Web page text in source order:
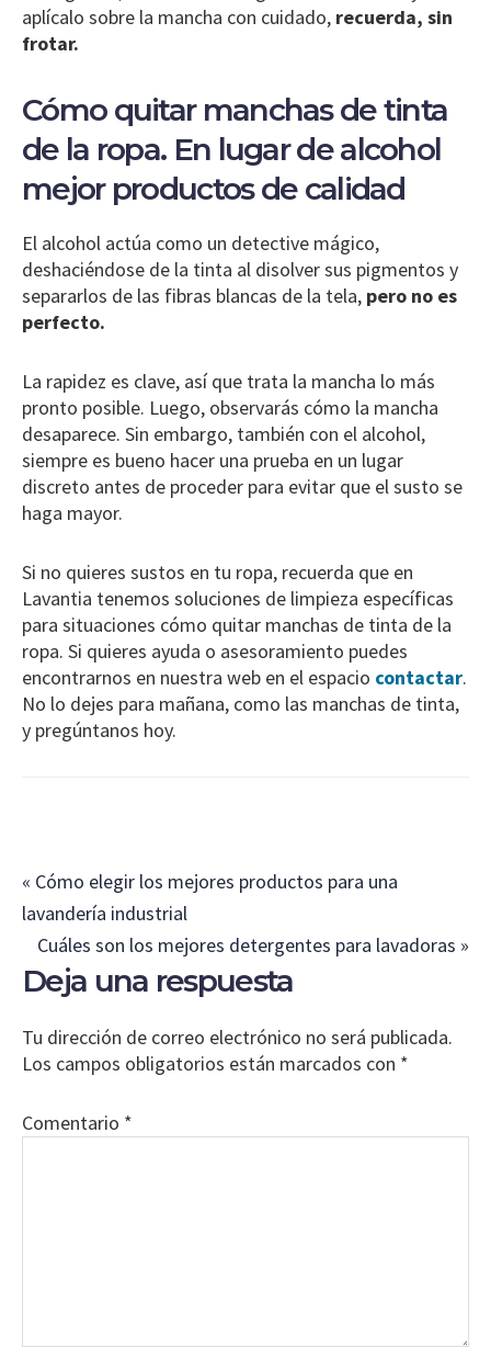
aplícalo sobre la mancha con cuidado, recuerda, sin
frotar.
Cómo quitar manchas de tinta
de la ropa. En lugar de alcohol
mejor productos de calidad
El alcohol actúa como un detective mágico,
deshaciéndose de la tinta al disolver sus pigmentos y
separarlos de las fibras blancas de la tela, pero no es
perfecto.
La rapidez es clave, así que trata la mancha lo más
pronto posible. Luego, observarás cómo la mancha
desaparece. Sin embargo, también con el alcohol,
siempre es bueno hacer una prueba en un lugar
discreto antes de proceder para evitar que el susto se
haga mayor.
Si no quieres sustos en tu ropa, recuerda que en
Lavantia tenemos soluciones de limpieza específicas
para situaciones cómo quitar manchas de tinta de la
ropa. Si quieres ayuda o asesoramiento puedes
encontrarnos en nuestra web en el espacio contactar.
No lo dejes para mañana, como las manchas de tinta,
y pregúntanos hoy.
Entrada
anterior:
« Cómo elegir los mejores productos para una
lavandería industrial
Siguiente
entrada:
Cuáles son los mejores detergentes para lavadoras »
Interacciones
con
los
lectores
Deja una respuesta
Tu dirección de correo electrónico no será publicada.
Los campos obligatorios están marcados con *
Comentario *